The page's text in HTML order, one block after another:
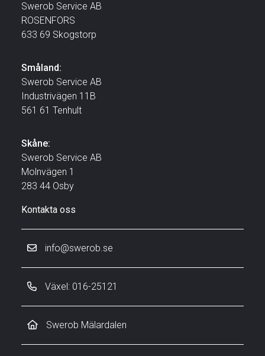
Swerob Service AB
ROSENFORS
633 69 Skogstorp
Småland:
Swerob Service AB
Industrivägen 11B
561 61 Tenhult
Skåne:
Swerob Service AB
Molnvägen 1
283 44 Osby
Kontakta oss
info@swerob.se
Växel: 016-25121
Swerob Mälardalen